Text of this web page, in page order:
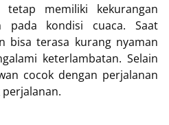
memiliki kekurangan
pada kondisi cuaca. Saat
bisa terasa kurang nyaman
keterlambatan. Selain
cocok dengan perjalanan